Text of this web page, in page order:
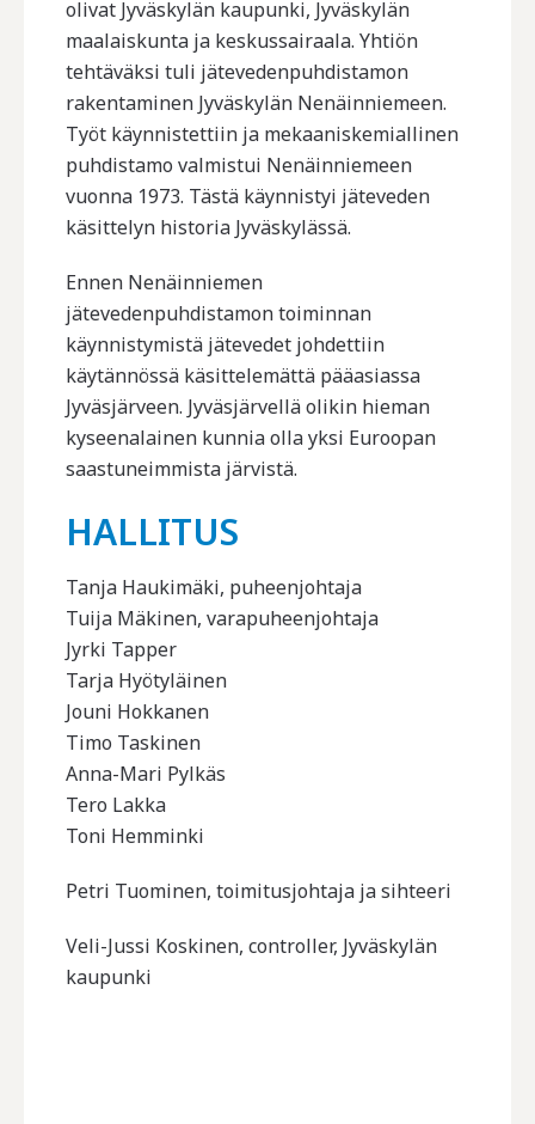
olivat Jyväskylän kaupunki, Jyväskylän
maalaiskunta ja keskussairaala. Yhtiön
tehtäväksi tuli jätevedenpuhdistamon
rakentaminen Jyväskylän Nenäinniemeen.
Työt käynnistettiin ja mekaaniskemiallinen
puhdistamo valmistui Nenäinniemeen
vuonna 1973. Tästä käynnistyi jäteveden
käsittelyn historia Jyväskylässä.
Ennen Nenäinniemen
jätevedenpuhdistamon toiminnan
käynnistymistä jätevedet johdettiin
käytännössä käsittelemättä pääasiassa
Jyväsjärveen. Jyväsjärvellä olikin hieman
kyseenalainen kunnia olla yksi Euroopan
saastuneimmista järvistä.
HALLITUS
Tanja Haukimäki, puheenjohtaja
Tuija Mäkinen, varapuheenjohtaja
Jyrki Tapper
Tarja Hyötyläinen
Jouni Hokkanen
Timo Taskinen
Anna-Mari Pylkäs
Tero Lakka
Toni Hemminki
Petri Tuominen, toimitusjohtaja ja sihteeri
Veli-Jussi Koskinen, controller, Jyväskylän
kaupunki